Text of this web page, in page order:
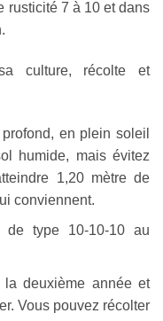
rusticité 7 à 10 et dans
culture, récolte et
en plein soleil
humide, mais évitez
1,20 mètre de
conviennent.
de type 10-10-10 au
la deuxième année et
Vous pouvez récolter